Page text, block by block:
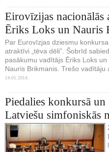
Eirovīzijas nacionālās
Ēriks Loks un Nauris
Par Eurovīzjas dziesmu
atraktīvi „tēva dēli”. Šobrīd
pasākumu vadītājs Ēriks Loks
Nauris Brikmanis. Trešo vadītāju
14.01.2014.
Piedalies konkursā
Latviešu simfoniskās